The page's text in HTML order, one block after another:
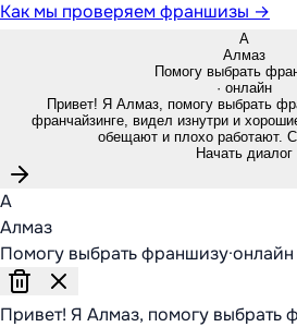
Как мы проверяем франшизы →
А
Алмаз
Помогу выбрать
· онлайн
Привет! Я Алмаз, помогу выбрать
франчайзинге, видел изнутри и
обещают и плохо работают.
Начать диалог
А
Алмаз
Помогу выбрать франшизу·онлайн
Привет! Я Алмаз, помогу выбрать